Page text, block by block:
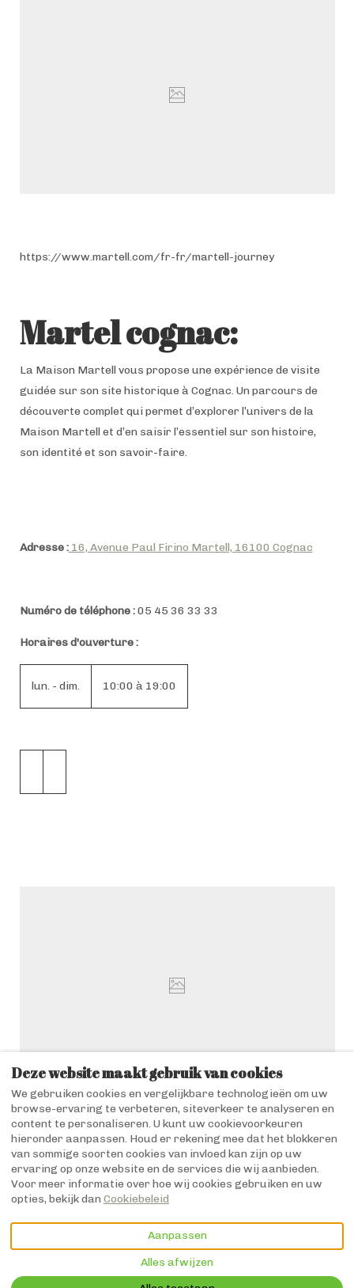
https://www.martell.com/fr-fr/martell-journey
Martel cognac:
La Maison Martell vous propose une expérience de visite
guidée sur son site historique à Cognac. Un parcours de
découverte complet qui permet d’explorer l’univers de la
Maison Martell et d’en saisir l’essentiel sur son histoire,
son identité et son savoir-faire.
Adresse :16, Avenue Paul Firino Martell, 16100 Cognac
Numéro de téléphone :05 45 36 33 33
Horaires d'ouverture :
lun. - dim. 10:00 à 19:00
Nederlands 06.08.65.59.51
8 rue de l'Eglise, SOYAUX,
Aquitaine, Frankrijk
E-mail:
info@domainedugrandto
rechten voorbehouden-
Aangedreven door
Deze website maakt gebruik van cookies
We gebruiken cookies en vergelijkbare technologieën om uw
browse-ervaring te verbeteren, siteverkeer te analyseren en
content te personaliseren. U kunt uw cookievoorkeuren
hieronder aanpassen. Houd er rekening mee dat het blokkeren
van sommige soorten cookies van invloed kan zijn op uw
ervaring op onze website en de services die wij aanbieden.
Voor meer informatie over hoe wij cookies gebruiken en uw
opties, bekijk dan Cookiebeleid
Aanpassen
Alles afwijzen